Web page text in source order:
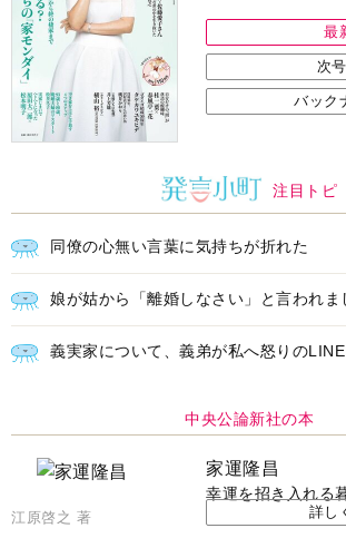
バック
同僚の心無い言葉に気持ちが折れた
娘が姑から「離婚しなさい」と言われま
義実家について、義弟が私へ怒りのLINE
中央公論新社の本
家運隆昌
幸運を招き入れる
江原啓之 著
インフォメーション